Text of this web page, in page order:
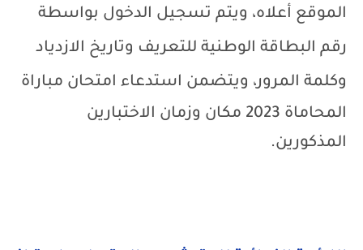
الموقع أعلاه، ويتم تسجيل الدخول بواسطة
رقم البطاقة الوطنية للتعريف وتاريخ الازدياد
وكلمة المرور، ويتضمن استدعاء امتحان مباراة
المحاماة 2023 مكان وزمان الاختبارين
المذكورين.